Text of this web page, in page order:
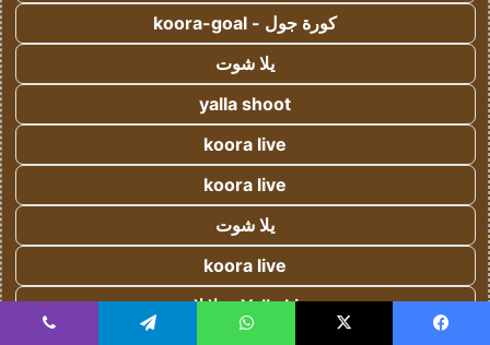
كورة جول - koora-goal
يلا شوت
yalla shoot
koora live
koora live
يلا شوت
koora live
Yalla Live - يلا لايف